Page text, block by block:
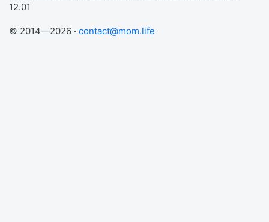
12.01
© 2014—2026 · contact@mom.life